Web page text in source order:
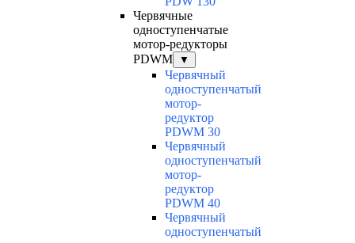
Червячные
одноступенчатые
мотор-редукторы
PDWM
▼
Червячный
одноступенчатый
мотор-
редуктор
PDWM 30
Червячный
одноступенчатый
мотор-
редуктор
PDWM 40
Червячный
одноступенчатый